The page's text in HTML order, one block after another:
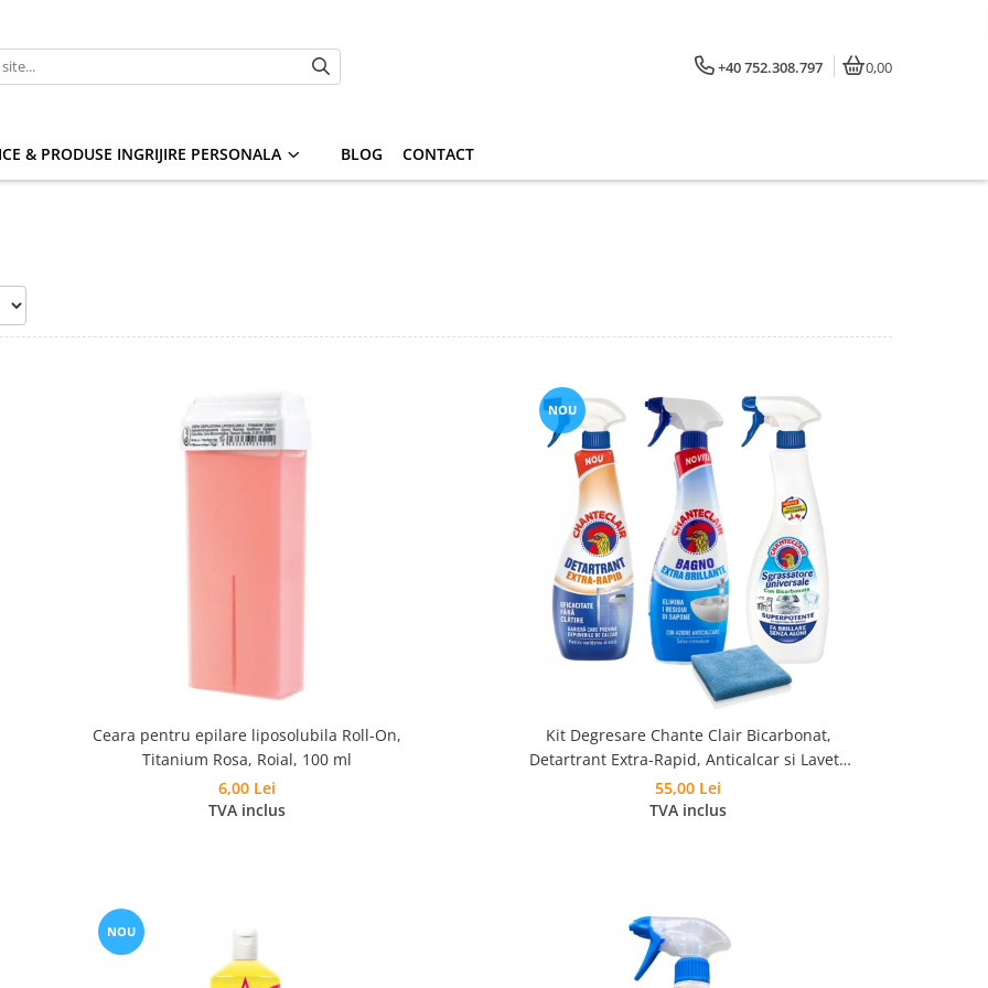
+40 752.308.797 0,00
& PRODUSE INGRIJIRE PERSONALA BLOG CONTACT
Ceara pentru epilare liposolubila Roll-On,
Titanium Rosa, Roial, 100 ml
6,00 Lei
TVA inclus
NOU
Kit Degresare Chante Clair Bicarbonat,
Detartrant Extra-Rapid, Anticalcar si Laveta
Microfibra
55,00 Lei
TVA inclus
NOU